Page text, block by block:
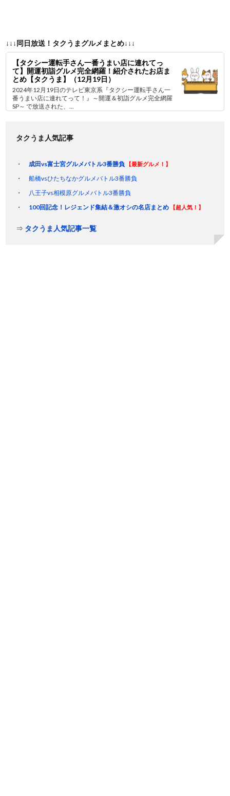
↓↓↓同日放送！タクうまグルメまとめ↓↓↓
【タクシー運転手さん一番うまい店に連れてっ
て】開運初詣グルメ完全網羅！紹介されたお店ま
とめ【タクうま】（12月19日）
2024年12月19日のテレビ東京系『タクシー運転手さん一
番うまい店に連れてって！』～開運＆初詣グルメ完全網羅
SP～ で放送された、...
タクうま人気記事
成田vs富士宮グルメバトル3番勝負 【最新グルメ！】
船橋vsひたちなかグルメバトル3番勝負
八王子vs相模原グルメバトル3番勝負
100回記念！レジェンド集結＆激オシの名店まとめ
【超人気！】
⇒ タクうま人気記事一覧